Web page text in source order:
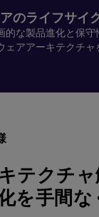
のライフサイ
的な製品進化と保
ェアアーキテクチャ
テクチ
を手間